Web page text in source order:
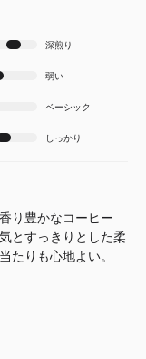
深煎り
弱い
ベーシック
しっかり
り豊かなコーヒー
とすっきりとした柔
たりも心地よい。